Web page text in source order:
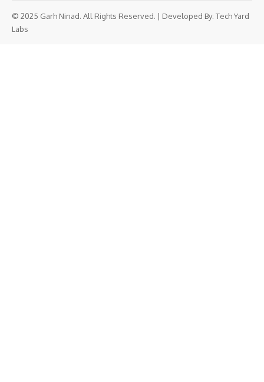
© 2025 Garh Ninad. All Rights Reserved. | Developed By: Tech Yard
Labs